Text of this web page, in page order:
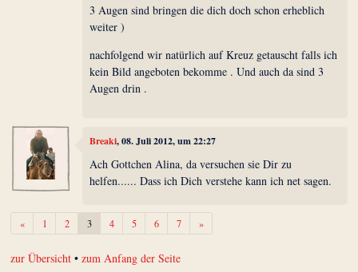
3 Augen sind bringen die dich doch schon erheblich
weiter )
nachfolgend wir natürlich auf Kreuz getauscht falls ich
kein Bild angeboten bekomme . Und auch da sind 3
Augen drin .
Breaki, 08. Juli 2012, um 22:27
Ach Gottchen Alina, da versuchen sie Dir zu
helfen...... Dass ich Dich verstehe kann ich net sagen.
«Zurück1 2 3 4 5 6 7 »Weiter
zur Übersicht •zum Anfang der Seite